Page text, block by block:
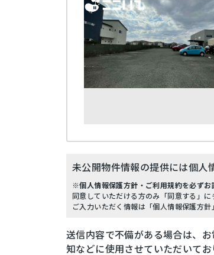
未公開物件情報の提供には個人
※個人情報保護方針・ご利用規約を必ずお
同意していただける方のみ「同意する」
ご入力いただく情報は「個人情報保護方針
送信内容で不備がある場合は、
知などに使用させていただいて